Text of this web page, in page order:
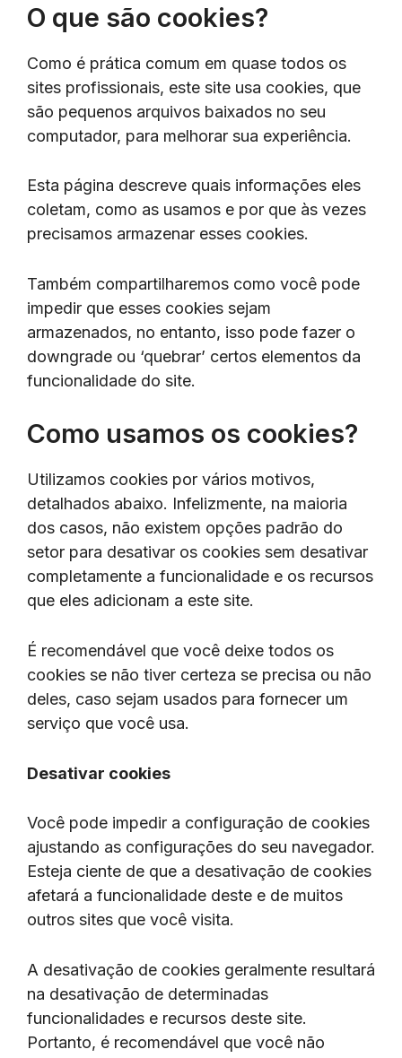
O que são cookies?
Como é prática comum em quase todos os
sites profissionais, este site usa cookies, que
são pequenos arquivos baixados no seu
computador, para melhorar sua experiência.
Esta página descreve quais informações eles
coletam, como as usamos e por que às vezes
precisamos armazenar esses cookies.
Também compartilharemos como você pode
impedir que esses cookies sejam
armazenados, no entanto, isso pode fazer o
downgrade ou ‘quebrar’ certos elementos da
funcionalidade do site.
Como usamos os cookies?
Utilizamos cookies por vários motivos,
detalhados abaixo. Infelizmente, na maioria
dos casos, não existem opções padrão do
setor para desativar os cookies sem desativar
completamente a funcionalidade e os recursos
que eles adicionam a este site.
É recomendável que você deixe todos os
cookies se não tiver certeza se precisa ou não
deles, caso sejam usados ​​para fornecer um
serviço que você usa.
Desativar cookies
Você pode impedir a configuração de cookies
ajustando as configurações do seu navegador.
Esteja ciente de que a desativação de cookies
afetará a funcionalidade deste e de muitos
outros sites que você visita.
A desativação de cookies geralmente resultará
na desativação de determinadas
funcionalidades e recursos deste site.
Portanto, é recomendável que você não